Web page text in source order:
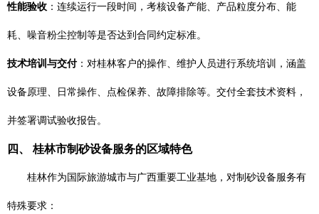
性能验收 ：连续运行一段时间，考核设备产能、产品粒度分布、能
耗、噪音粉尘控制等是否达到合同约定标准。
技术培训与交付：对桂林客户的操作、维护人员进行系统培训，涵盖
设备原理、日常操作、点检保养、故障排除等。交付全套技术资料，
并签署调试验收报告。
四、 桂林市制砂设备服务的区域特色
桂林作为国际旅游城市与广西重要工业基地，对制砂设备服务有
特殊要求：